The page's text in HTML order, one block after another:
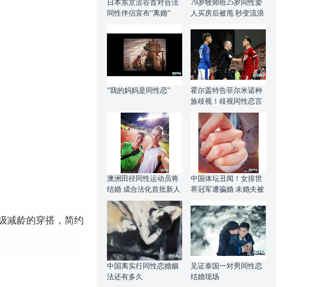
减龄的穿搭，简约
日本东京涩谷首对合法
同性伴侣宣布“离婚”
79岁牧师给25岁同性爱
人买房后被甩 秒变流浪
“我的妈妈是同性恋”
霍尔盖特告菲尔米诺种
族歧视！歧视同性恋言
论被翻出注销社交账号
澳洲田径同性运动员将
结婚 成合法化首批新人
中国体坛丑闻！女排世
界冠军遭骗婚 未婚夫被
中国离实行同性恋婚姻
法还有多久
见证泰国一对男同性恋
结婚现场